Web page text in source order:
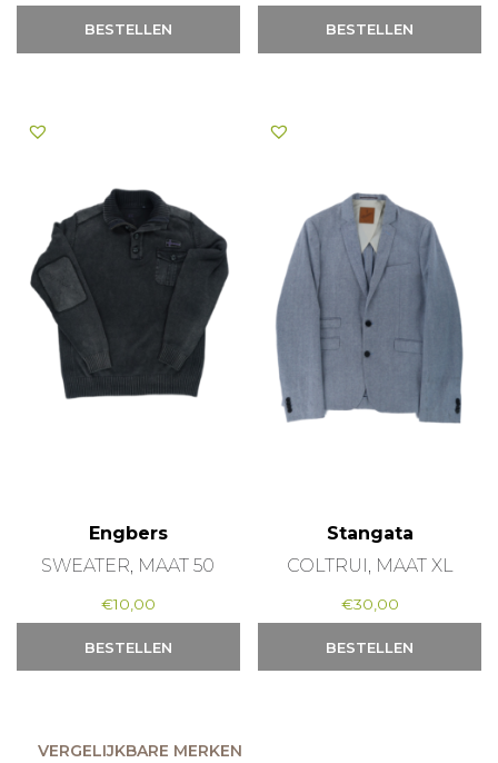
BESTELLEN BESTELLEN
Engbers
SWEATER, MAAT 50
€10,00
BESTELLEN
Stangata
COLTRUI, MAAT XL
€30,00
BESTELLEN
VERGELIJKBARE MERKEN